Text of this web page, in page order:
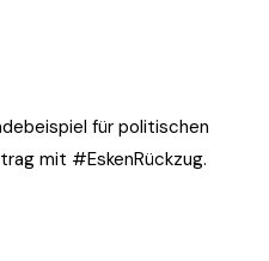
für politischen
mit #EskenRückzug.